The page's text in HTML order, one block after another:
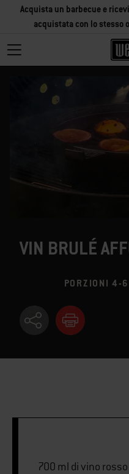
Acquista un barbecue e
acquistata con lo stesso
VIN BRULÉ
PORZIONI 4-6
700 ml di vino